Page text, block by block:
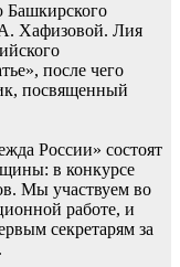
Башкирского
Хафизовой. Лия
после чего
посвященный
России» состоят
в конкурсе
Мы участвуем во
работе, и
секретарям за